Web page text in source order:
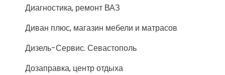
Диагностика, ремонт ВАЗ
Диван плюс, магазин мебели и матрасов
Дизель-Сервис. Севастополь
Дозаправка, центр отдыха